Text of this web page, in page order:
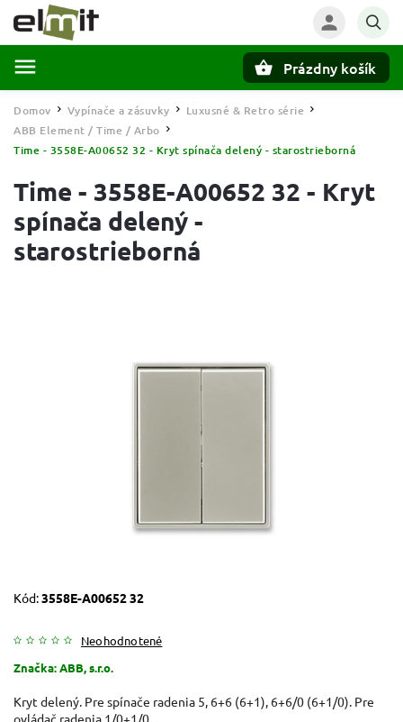
Prázdny košík
Domov / Vypínače a zásuvky / Luxusné & Retro série /
ABB Element / Time / Arbo /
Time - 3558E-A00652 32 - Kryt spínača delený - starostrieborná
Time - 3558E-A00652 32 - Kryt
spínača delený -
starostrieborná
Kód:3558E-A00652 32
Neohodnotené
Značka:ABB, s.r.o.
Kryt delený. Pre spínače radenia 5, 6+6 (6+1), 6+6/0 (6+1/0). Pre
ovládač radenia 1/0+1/0.